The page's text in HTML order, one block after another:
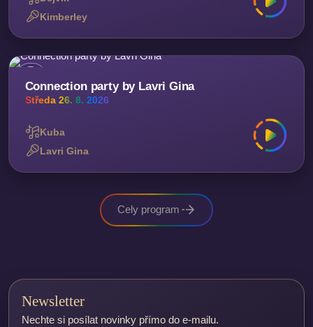
Kimberley
Connection party by Lavri Gina
Středa 26. 8. 2026
Kuba
Lavri Gina
Cely program
Newsletter
Nechte si posílat novinky přímo do e-mailu.